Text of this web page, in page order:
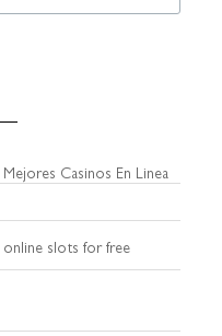
Casinos En Linea
online slots for free